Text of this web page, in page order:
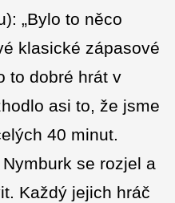
„Bylo to něco
klasické zápasové
to dobré hrát v
asi to, že jsme
40 minut.
se rozjel a
Každý jejich hráč